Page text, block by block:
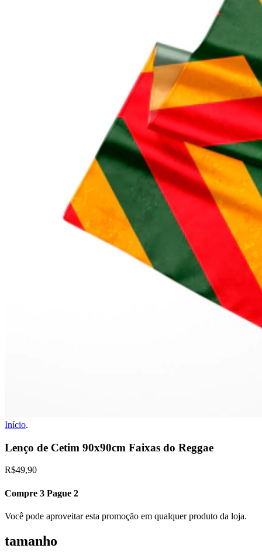
Início.
Lenço de Cetim 90x90cm Faixas do Reggae
R$49,90
Compre 3 Pague 2
Você pode aproveitar esta promoção em qualquer produto da loja.
tamanho